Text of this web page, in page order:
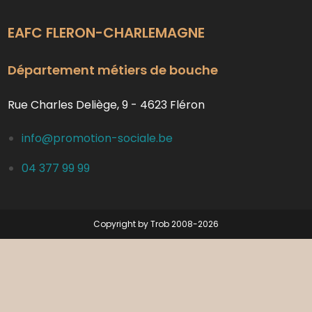
EAFC FLERON-CHARLEMAGNE
Département métiers de bouche
Rue Charles Deliège, 9 - 4623 Fléron
info@promotion-sociale.be
04 377 99 99
Copyright by Trob 2008-2026